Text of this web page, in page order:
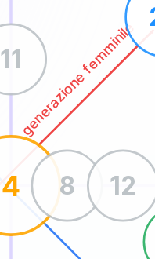
generazione femminile
4 8 12
11